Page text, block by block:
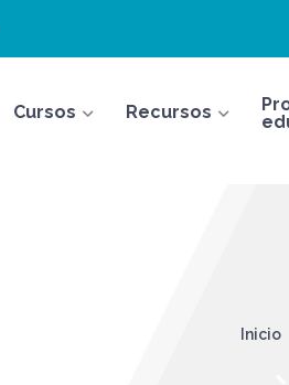
Cursos Recursos
Inicio